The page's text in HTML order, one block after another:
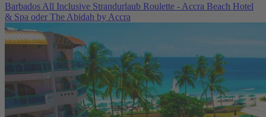
Barbados All Inclusive Strandurlaub Roulette - Accra Beach Hotel
& Spa oder The Abidah by Accra